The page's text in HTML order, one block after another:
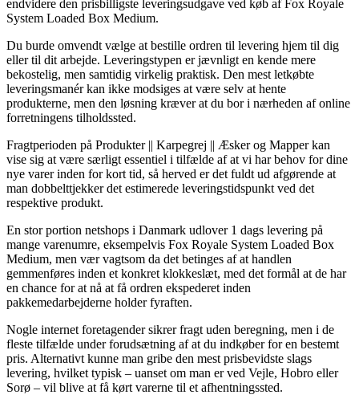
endvidere den prisbilligste leveringsudgave ved køb af Fox Royale
System Loaded Box Medium.
Du burde omvendt vælge at bestille ordren til levering hjem til dig
eller til dit arbejde. Leveringstypen er jævnligt en kende mere
bekostelig, men samtidig virkelig praktisk. Den mest letkøbte
leveringsmanér kan ikke modsiges at være selv at hente
produkterne, men den løsning kræver at du bor i nærheden af online
forretningens tilholdssted.
Fragtperioden på Produkter || Karpegrej || Æsker og Mapper kan
vise sig at være særligt essentiel i tilfælde af at vi har behov for dine
nye varer inden for kort tid, så herved er det fuldt ud afgørende at
man dobbelttjekker det estimerede leveringstidspunkt ved det
respektive produkt.
En stor portion netshops i Danmark udlover 1 dags levering på
mange varenumre, eksempelvis Fox Royale System Loaded Box
Medium, men vær vagtsom da det betinges af at handlen
gemmenføres inden et konkret klokkeslæt, med det formål at de har
en chance for at nå at få ordren ekspederet inden
pakkemedarbejderne holder fyraften.
Nogle internet foretagender sikrer fragt uden beregning, men i de
fleste tilfælde under forudsætning af at du indkøber for en bestemt
pris. Alternativt kunne man gribe den mest prisbevidste slags
levering, hvilket typisk – uanset om man er ved Vejle, Hobro eller
Sorø – vil blive at få kørt varerne til et afhentningssted.